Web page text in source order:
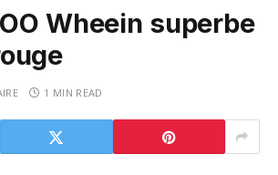
Wheein superbe
1 MIN READ